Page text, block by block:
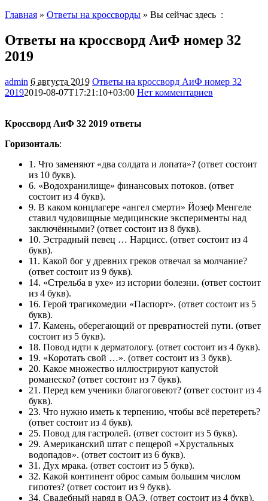
Главная » Ответы на кроссворды » Вы сейчас здесь :
Ответы на кроссворд АиФ номер 32
2019
admin 6 августа 2019 Ответы на кроссворд АиФ номер 32
20192019-08-07T17:21:10+03:00 Нет комментариев
Кроссворд АиФ 32 2019 ответы
Горизонталь:
1. Что заменяют «два солдата и лопата»? (ответ состоит
из 10 букв).
6. «Водохранилище» финансовых потоков. (ответ
состоит из 4 букв).
9. В каком концлагере «ангел смерти» Йозеф Менгеле
ставил чудовищные медицинские эксперименты над
заключёнными? (ответ состоит из 8 букв).
10. Эстрадный певец … Нарцисс. (ответ состоит из 4
букв).
11. Какой бог у древних греков отвечал за молчание?
(ответ состоит из 9 букв).
14. «Стрельба в ухе» из истории болезни. (ответ состоит
из 4 букв).
16. Герой трагикомедии «Паспорт». (ответ состоит из 5
букв).
17. Камень, оберегающий от превратностей пути. (ответ
состоит из 5 букв).
18. Повод идти к дерматологу. (ответ состоит из 4 букв).
19. «Коротать свой …». (ответ состоит из 3 букв).
20. Какое множество иллюстрируют капустой
романеско? (ответ состоит из 7 букв).
21. Перед кем ученики благоговеют? (ответ состоит из 4
букв).
23. Что нужно иметь к терпению, чтобы всё перетереть?
(ответ состоит из 4 букв).
25. Повод для гастролей. (ответ состоит из 5 букв).
29. Американский штат с пещерой «Хрустальных
водопадов». (ответ состоит из 6 букв).
31. Дух мрака. (ответ состоит из 5 букв).
32. Какой континент оброс самым большим числом
гипотез? (ответ состоит из 9 букв).
34. Свадебный наряд в ОАЭ. (ответ состоит из 4 букв).